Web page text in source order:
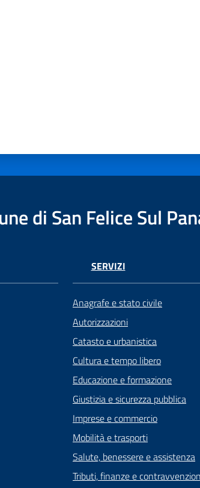
di San Felice Sul
SERVIZI
Anagrafe e stato civile
Autorizzazioni
Catasto e urbanistica
Cultura e tempo libero
Educazione e formazione
Giustizia e sicurezza pubblica
Imprese e commercio
Mobilità e trasporti
Salute, benessere e assistenza
Tributi, finanze e